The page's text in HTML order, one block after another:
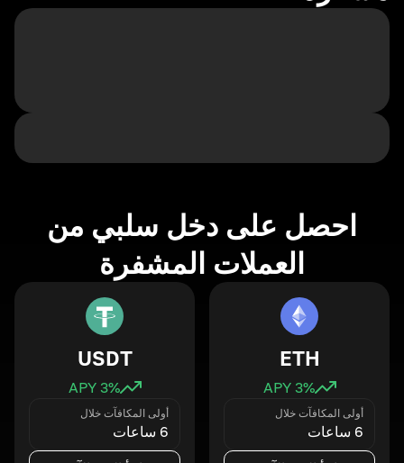
احصل على دخل سلبي من
العملات المشفرة
ETH
3% APY
أولى المكافآت خلال
6 ساعات
USDT
3% APY
أولى المكافآت خلال
6 ساعات